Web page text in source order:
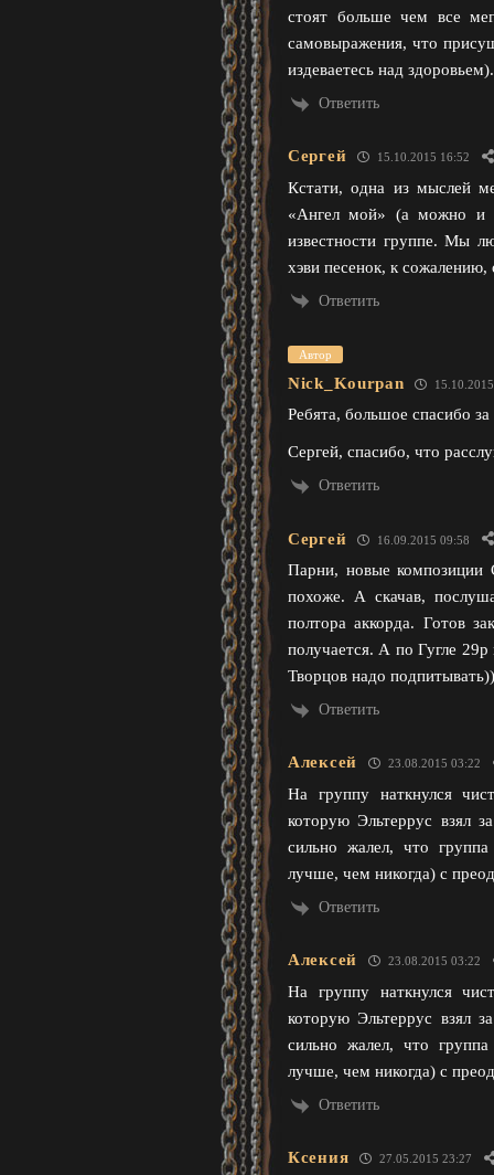
стоят больше чем все
самовыражения, что
издеваетесь над
Ответить
Сергей 15.10.2015 16:52
Кстати, одна из мыслей
«Ангел мой» (а можно и
известности группе. Мы
хэви песенок, к
Ответить
Автор
Nick_Kourpan
Ребята, большое спасибо
Сергей, спасибо, что
Ответить
Сергей 16.09.2015 09:58
Парни, новые композиции
похоже. А скачав,
полтора аккорда. Готов
получается. А по Гугле
Творцов надо
Ответить
Алексей 23.08.2015 03:22
На группу наткнулся
которую Эльтеррус взял
сильно жалел, что
лучше, чем никогда) с
Ответить
Алексей 23.08.2015 03:22
На группу наткнулся
которую Эльтеррус взял
сильно жалел, что
лучше, чем никогда) с
Ответить
Ксения 27.05.2015 23:27